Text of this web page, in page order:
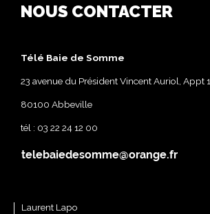
NOUS CONTACTER
Télé Baie de Somme
23 avenue du Président Vincent Auriol, Appt 1
80100 Abbeville
tél : 03 22 24 12 00
Laurent Lapo